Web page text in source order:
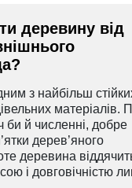
деревину від
з найбільш
матеріалів.
би й численні, добре
дерев’яного
деревина
і довговічністю